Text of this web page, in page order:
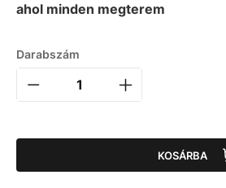
ahol minden megterem
Darabszám
KOSÁRBA